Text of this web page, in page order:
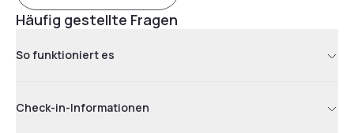
Häufig gestellte Fragen
So funktioniert es
Check-in-Informationen